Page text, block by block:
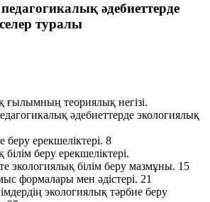
әдебиеттерде
туралы
ғылымның теориялық негізі.
әдебиеттерде экологиялық
беру ерекшеліктері. 8
беру ерекшеліктері.
экологиялық білім беру мазмұны. 15
формалары мен әдістері. 21
экологиялық тәрбие беру